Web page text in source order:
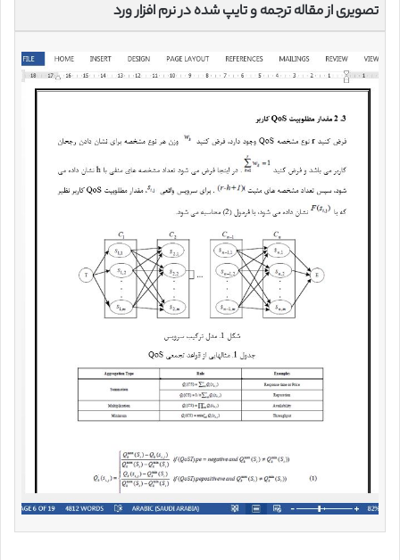
تصویری از مقاله ترجمه و تایپ شده در نرم افزار ورد